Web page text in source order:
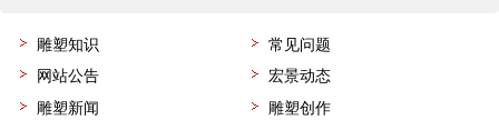
雕塑知识
常见问题
网站公告
宏景动态
雕塑新闻
雕塑创作